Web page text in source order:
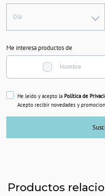
Día
Me interesa productos de
Hombre
He leído y acepto la Política de
Acepto recibir novedades y
Productos